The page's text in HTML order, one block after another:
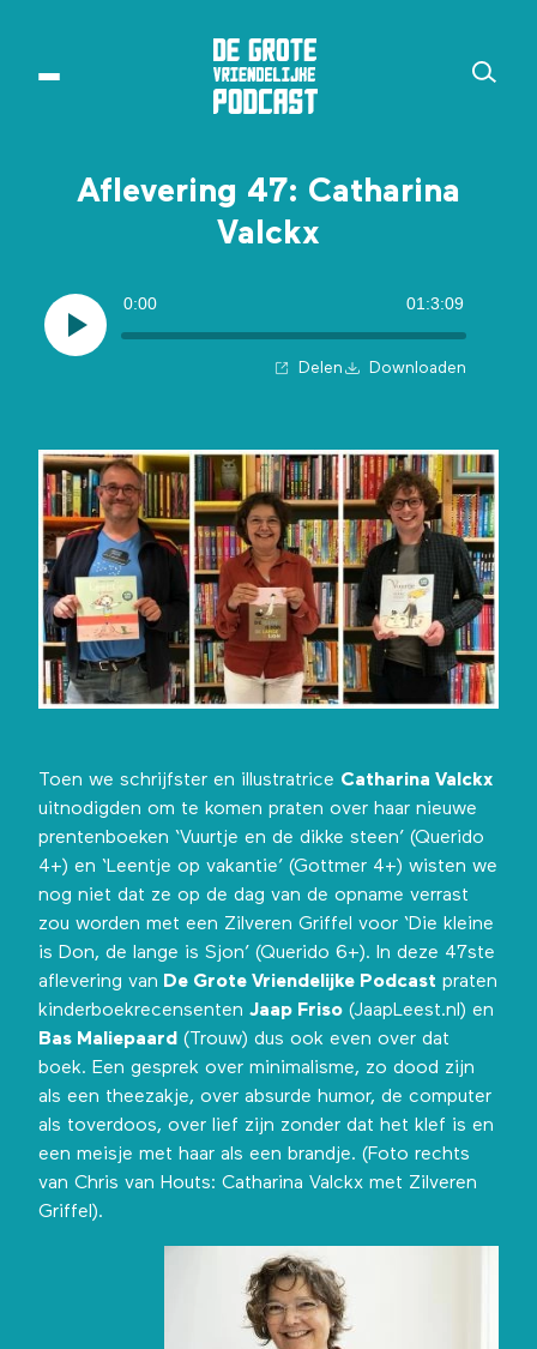
Aflevering 47: Catharina
Valckx
0:00 01:3:09
Delen Downloaden
Toen we schrijfster en illustratrice Catharina Valckx
uitnodigden om te komen praten over haar nieuwe
prentenboeken ‘Vuurtje en de dikke steen’ (Querido
4+) en ‘Leentje op vakantie’ (Gottmer 4+) wisten we
nog niet dat ze op de dag van de opname verrast
zou worden met een Zilveren Griffel voor ‘Die kleine
is Don, de lange is Sjon’ (Querido 6+). In deze 47ste
aflevering van De Grote Vriendelijke Podcast praten
kinderboekrecensenten Jaap Friso (JaapLeest.nl) en
Bas Maliepaard (Trouw) dus ook even over dat
boek. Een gesprek over minimalisme, zo dood zijn
als een theezakje, over absurde humor, de computer
als toverdoos, over lief zijn zonder dat het klef is en
een meisje met haar als een brandje. (Foto rechts
van Chris van Houts: Catharina Valckx met Zilveren
Griffel).